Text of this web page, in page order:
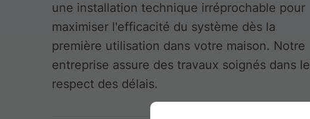
une installation technique irréprochable pour
maximiser l'efficacité du système dès la
première utilisation dans votre maison. Notre
entreprise assure des travaux soignés dans le
respect des délais.